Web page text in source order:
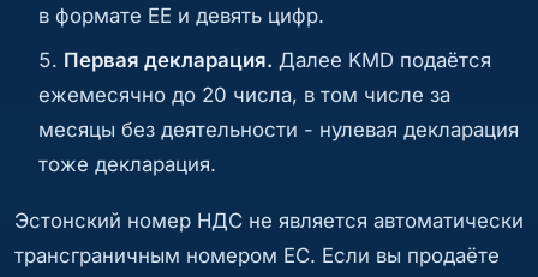
в формате EE и девять цифр.
Первая декларация. Далее KMD подаётся
ежемесячно до 20 числа, в том числе за
месяцы без деятельности - нулевая декларация
тоже декларация.
Эстонский номер НДС не является автоматически
трансграничным номером ЕС. Если вы продаёте